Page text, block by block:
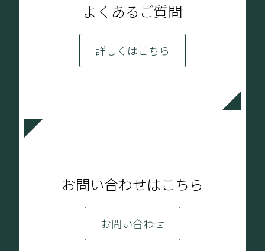
よくあるご質問
詳しくはこちら
お問い合わせはこちら
お問い合わせ